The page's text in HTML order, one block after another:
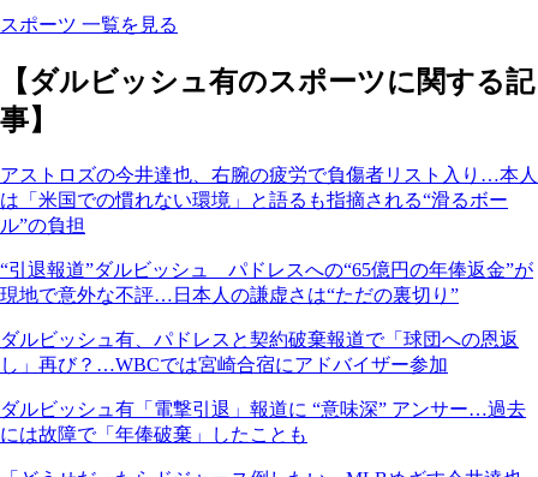
スポーツ 一覧を見る
【ダルビッシュ有のスポーツに関する記
事】
アストロズの今井達也、右腕の疲労で負傷者リスト入り…本人
は「米国での慣れない環境」と語るも指摘される“滑るボー
ル”の負担
“引退報道”ダルビッシュ パドレスへの“65億円の年俸返金”が
現地で意外な不評…日本人の謙虚さは“ただの裏切り”
ダルビッシュ有、パドレスと契約破棄報道で「球団への恩返
し」再び？…WBCでは宮崎合宿にアドバイザー参加
ダルビッシュ有「電撃引退」報道に “意味深” アンサー…過去
には故障で「年俸破棄」したことも